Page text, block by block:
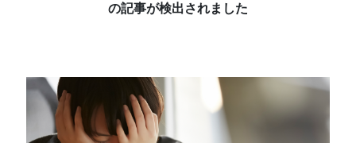
の記事が検出されました